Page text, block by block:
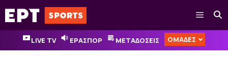
Μετάβαση
σε
περιεχόμενο
Μενού
LIVE TV ΕΡΑΣΠΟΡ ΜΕΤΑΔΟΣΕΙΣ ΟΜΑΔΕΣ